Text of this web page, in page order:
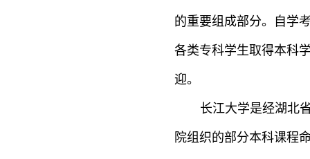
的重要组成部分。自学
各类专科学生取得本科
迎。
长江大学是经湖北
院组织的部分本科课程